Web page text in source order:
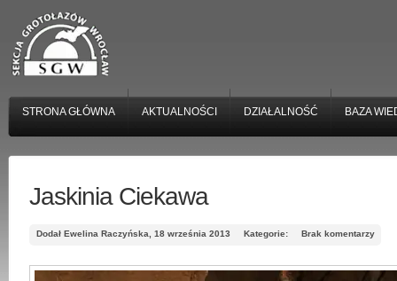
STRONA GŁÓWNA AKTUALNOŚCI DZIAŁALNOŚĆ BAZA
Jaskinia Ciekawa
Dodał Ewelina Raczyńska, 18 września 2013 Kategorie: Brak komentarzy